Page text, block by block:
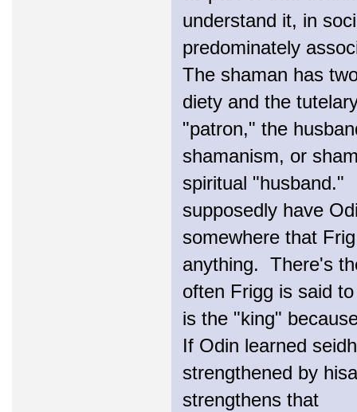
understand it, in
predominately
The shaman has
diety and the
"patron," the
shamanism, or
spiritual "husband."
supposedly have
somewhere that
anything. There's
often Frigg is said
is the "king"
If Odin learned
strengthened by
strengthens that